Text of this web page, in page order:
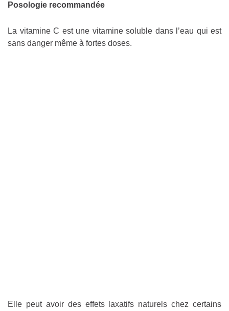
Posologie recommandée
La vitamine C est une vitamine soluble dans l’eau qui est
sans danger même à fortes doses.
Elle peut avoir des effets laxatifs naturels chez certains